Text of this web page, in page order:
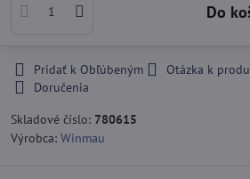
Do
Pridať k Obľúbeným Otázka k
Doručenia
Skladové číslo: 780615
Výrobca: Winmau